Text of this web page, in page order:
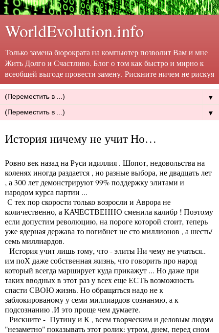
WorldEvolution.info
Только замена бюрократа на компьютер позволит Вам и мне
Жить Долго и Счастливо. Блог о том как быстро и мирно к
всеобщей выгоде провести замену. Рискните ничем не рискуя
▼
▼
История ничему не учит Но…
Ровно век назад на Руси идиллия . Шопот, недовольства на
коленях иногда раздается , но разные выбора, не двадцать лет
, а 300 лет демонстрируют 99% поддержку элитами и
народом курса партии ...
С тех пор скорости только возросли и Аврора не
количественно, а КАЧЕСТВЕННО сменила калибр ! Поэтому
если допустим революцию, на пороге которой стоит, теперь
уже ядерная держава то погибнет не сто миллионов , а шесть/
семь миллиардов.
История учит лишь тому, что - элиты Ни чему не учаться..
им поХ даже собственная жизнь, что говорить про народ
который всегда марширует куда прикажут ... Но даже при
таких вводных в этот раз у всех еще ЕСТЬ возможность
спасти СВОЮ жизнь. Но обращаться надо не к
заблокированому у семи миллиардов сознанмю, а к
подсознанию .И это проще чем думаете.
Рискните - Путину и К , всем творческим и деловым людям
"незаметно" показывать этот ролик: утром, днем, перед сном